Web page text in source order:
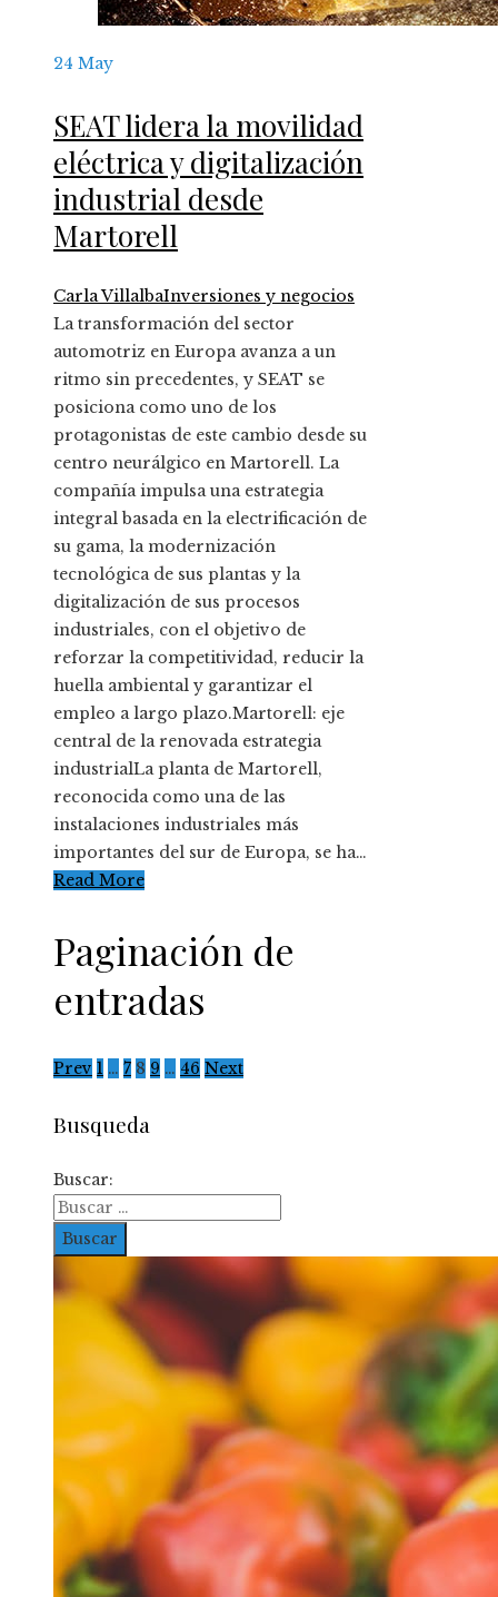
24 May
SEAT lidera la movilidad
eléctrica y digitalización
industrial desde
Martorell
Carla VillalbaInversiones y negocios
La transformación del sector
automotriz en Europa avanza a un
ritmo sin precedentes, y SEAT se
posiciona como uno de los
protagonistas de este cambio desde su
centro neurálgico en Martorell. La
compañía impulsa una estrategia
integral basada en la electrificación de
su gama, la modernización
tecnológica de sus plantas y la
digitalización de sus procesos
industriales, con el objetivo de
reforzar la competitividad, reducir la
huella ambiental y garantizar el
empleo a largo plazo.Martorell: eje
central de la renovada estrategia
industrialLa planta de Martorell,
reconocida como una de las
instalaciones industriales más
importantes del sur de Europa, se ha…
Read More
Paginación de
entradas
Prev 1 … 7 8 9 … 46 Next
Busqueda
Buscar: